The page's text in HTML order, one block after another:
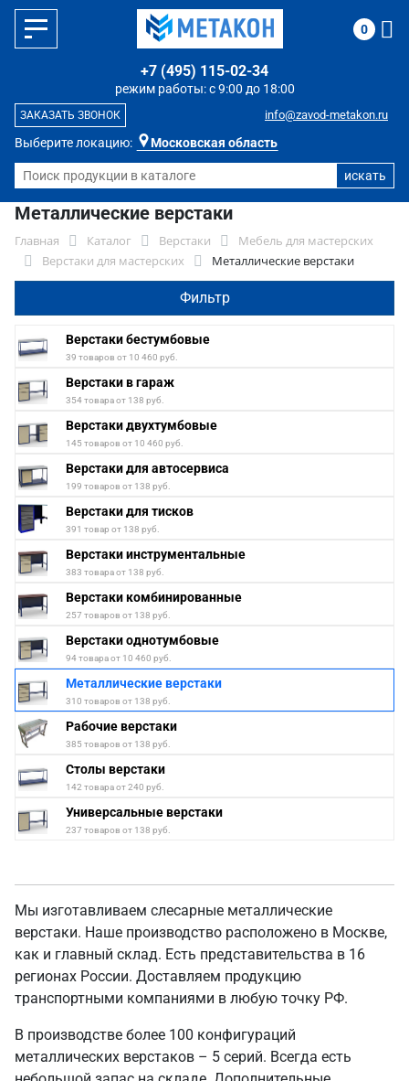
Выберите локацию: Московская область
режим работы: с 9:00 до 18:00
+7 (495) 115-02-34
info@zavod-metakon.ru
ЗАКАЗАТЬ ЗВОНОК
0
Металлические верстаки
Главная Каталог Верстаки
Мебель для мастерских
Верстаки для мастерских
Металлические верстаки
Фильтр
Верстаки бестумбовые
39 товаров от 10 460 руб.
Верстаки в гараж
354 товара от 138 руб.
Верстаки двухтумбовые
145 товаров от 10 460 руб.
Верстаки для автосервиса
199 товаров от 138 руб.
Верстаки для тисков
391 товар от 138 руб.
Верстаки инструментальные
383 товара от 138 руб.
Верстаки комбинированные
257 товаров от 138 руб.
Верстаки однотумбовые
94 товара от 10 460 руб.
Металлические верстаки
310 товаров от 138 руб.
Рабочие верстаки
385 товаров от 138 руб.
Столы верстаки
142 товара от 240 руб.
Универсальные верстаки
237 товаров от 138 руб.
Мы изготавливаем слесарные металлические
верстаки. Наше производство расположено в Москве,
как и главный склад. Есть представительства в 16
регионах России. Доставляем продукцию
транспортными компаниями в любую точку РФ.
В производстве более 100 конфигураций
металлических верстаков – 5 серий. Всегда есть